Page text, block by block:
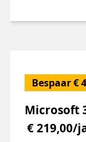
Bespaar €
Microsoft
€ 219,00/